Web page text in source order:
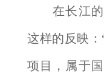
在长江的
这样的反映
项目，属于